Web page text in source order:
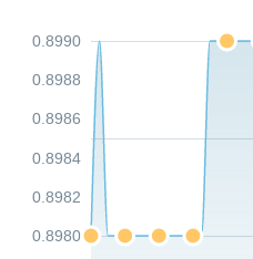
0.8980
0.8982
0.8984
0.8986
0.8988
0.8990